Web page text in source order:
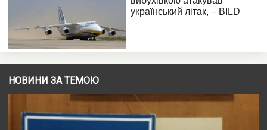
НОВИНИ ЗА ТЕМОЮ